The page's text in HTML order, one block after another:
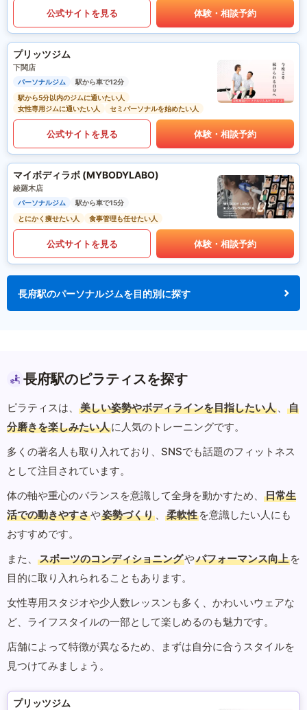
公式サイトを見る 体験・相談予約
プリッツジム
下関店
パーソナルジム
駅から車で12分
駅から5分以内のジムに通いたい人
女性専用ジムに通いたい人
セミパーソナルを始めたい人
公式サイトを見る 体験・相談予約
マイボディラボ (MYBODYLABO)
綾羅木店
パーソナルジム
駅から車で15分
とにかく痩せたい人
食事管理も任せたい人
公式サイトを見る 体験・相談予約
長府駅のパーソナルジムを目的別に探す
長府駅のピラティスを探す
ピラティスは、 美しい姿勢やボディラインを目指したい人 、
自
分磨きを楽しみたい人に人気のトレーニングです。
多くの著名人も取り入れており、SNSでも話題のフィットネス
として注目されています。
体の軸や重心のバランスを意識して全身を動かすため、
日常生
活での動きやすさや姿勢づくり 、 柔軟性 を意識したい人にも
おすすめです。
また、
スポーツのコンディショニングやパフォーマンス向上 を
目的に取り入れられることもあります。
女性専用スタジオや少人数レッスンも多く、かわいいウェアな
ど、ライフスタイルの一部として楽しめるのも魅力です。
店舗によって特徴が異なるため、まずは自分に合うスタイルを
見つけてみましょう。
プリッツジム